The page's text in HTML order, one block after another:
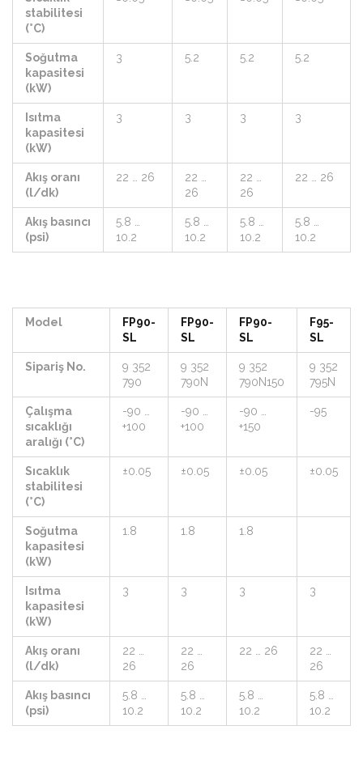
stabilitesi
(°C)
Soğutma
kapasitesi
(kW)
3 5.2 5.2 5.2
Isıtma
kapasitesi
(kW)
3 3 3 3
Akış oranı
(l/dk)
22 … 26
22 …
26
22 …
26
22 … 26
Akış basıncı
(psi)
5.8 …
10.2
5.8 …
10.2
5.8 …
10.2
5.8 …
10.2
Model
FP90-
SL
FP90-
SL
FP90-
SL
F95-
SL
Sipariş No.
9 352
790
9 352
790N
9 352
790N150
9 352
795N
Çalışma
sıcaklığı
aralığı (°C)
-90 …
+100
-90 …
+100
-90 …
+150
-95
Sıcaklık
stabilitesi
(°C)
±0.05 ±0.05 ±0.05 ±0.05
Soğutma
kapasitesi
(kW)
1.8 1.8 1.8
Isıtma
kapasitesi
(kW)
3 3 3 3
Akış oranı
(l/dk)
22 …
26
22 …
26
22 … 26
22 …
26
Akış basıncı
(psi)
5.8 …
10.2
5.8 …
10.2
5.8 …
10.2
5.8 …
10.2